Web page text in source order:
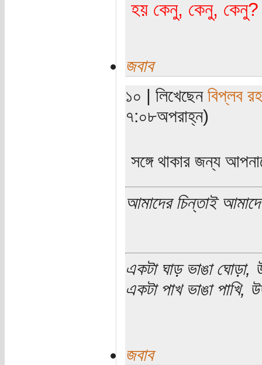
হয় কেনু, কেনু,
জবাব
১০ | লিখেছেন বিপ্লব
৭:০৮অপরাহ্ন)
সঙ্গে থাকার জন্য
আমাদের চিন্তাই
একটা ঘাড় ভাঙা ঘোড়া,
একটা পাখ ভাঙা পাখি,
জবাব